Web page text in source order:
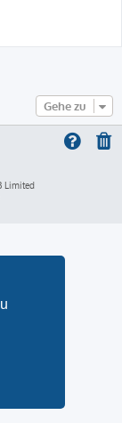
Gehe zu
Limited